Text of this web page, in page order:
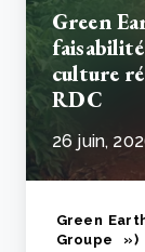
Green
culture
RDC
26 juin,
Green
Groupe »)